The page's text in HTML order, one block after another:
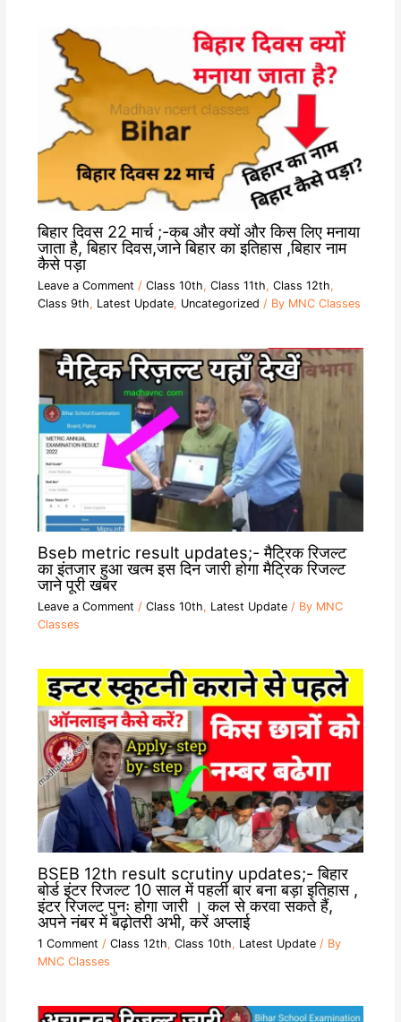
बिहार दिवस 22 मार्च ;-कब और क्यों और किस लिए मनाया
जाता है, बिहार दिवस,जाने बिहार का इतिहास ,बिहार नाम
कैसे पड़ा
Leave a Comment / Class 10th, Class 11th, Class 12th,
Class 9th, Latest Update, Uncategorized / By MNC Classes
Bseb metric result updates;- मैट्रिक रिजल्ट
का इंतजार हुआ खत्म इस दिन जारी होगा मैट्रिक रिजल्ट
जाने पूरी खबर
Leave a Comment / Class 10th, Latest Update/ By MNC
Classes
BSEB 12th result scrutiny updates;- बिहार
बोर्ड इंटर रिजल्ट 10 साल में पहली बार बना बड़ा इतिहास ,
इंटर रिजल्ट पुनः होगा जारी । कल से करवा सकते हैं,
अपने नंबर में बढ़ोतरी अभी, करें अप्लाई
1 Comment / Class 12th, Class 10th, Latest Update/ By
MNC Classes